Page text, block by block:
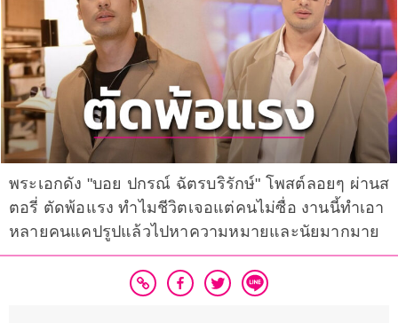
พระเอกดัง "บอย ปกรณ์ ฉัตรบริรักษ์" โพสต์ลอยๆ ผ่านส
ตอรี่ ตัดพ้อแรง ทำไมชีวิตเจอแต่คนไม่ซื่อ งานนี้ทำเอา
หลายคนแคปรูปแล้วไปหาความหมายและนัยมากมาย